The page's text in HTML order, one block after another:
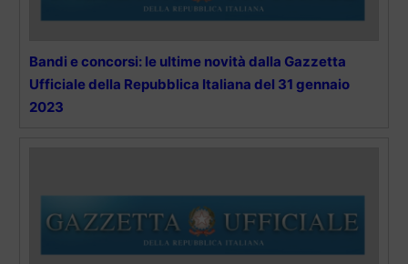
Bandi e concorsi: le ultime novità dalla Gazzetta
Ufficiale della Repubblica Italiana del 31 gennaio
2023